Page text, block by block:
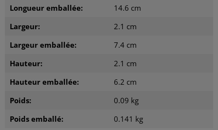
Longueur emballée:
14.6 cm
Largeur:
2.1 cm
Largeur emballée:
7.4 cm
Hauteur:
2.1 cm
Hauteur emballée:
6.2 cm
Poids:
0.09 kg
Poids emballé:
0.141 kg